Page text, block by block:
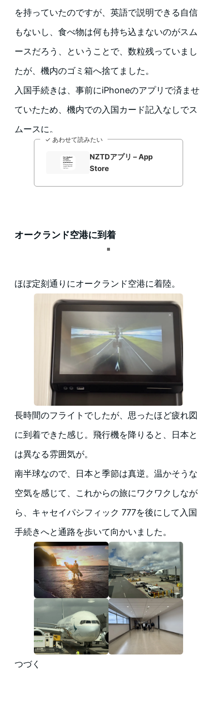
を持っていたのですが、英語で説明できる自信
もないし、食べ物は何も持ち込まないのがスム
ースだろう、ということで、数粒残っていまし
たが、機内のゴミ箱へ捨てました。
入国手続きは、事前にiPhoneのアプリで済ませ
ていたため、機内での入国カード記入なしでス
ムースに。
✓ あわせて読みたい
NZTDアプリ – App
Store
オークランド空港に到着
ほぼ定刻通りにオークランド空港に着陸。
長時間のフライトでしたが、思ったほど疲れ図
に到着できた感じ。飛行機を降りると、日本と
は異なる雰囲気が。
南半球なので、日本と季節は真逆。温かそうな
空気を感じて、これからの旅にワクワクしなが
ら、キャセイパシフィック 777を後にして入国
手続きへと通路を歩いて向かいました。
つづく